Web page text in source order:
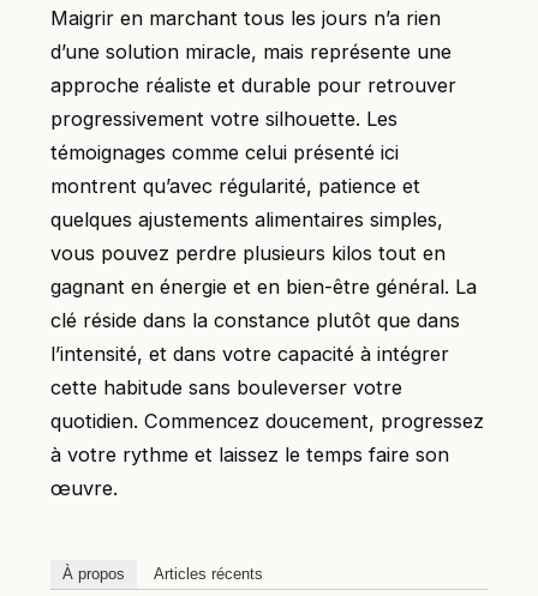
Maigrir en marchant tous les jours n’a rien
d’une solution miracle, mais représente une
approche réaliste et durable pour retrouver
progressivement votre silhouette. Les
témoignages comme celui présenté ici
montrent qu’avec régularité, patience et
quelques ajustements alimentaires simples,
vous pouvez perdre plusieurs kilos tout en
gagnant en énergie et en bien-être général. La
clé réside dans la constance plutôt que dans
l’intensité, et dans votre capacité à intégrer
cette habitude sans bouleverser votre
quotidien. Commencez doucement, progressez
à votre rythme et laissez le temps faire son
œuvre.
À propos Articles récents